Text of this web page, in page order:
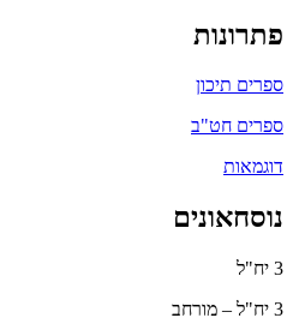
פתרונות
ספרים תיכון
ספרים חט"ב
דוגמאות
נוסחאונים
3 יח"ל
3 יח"ל – מורחב